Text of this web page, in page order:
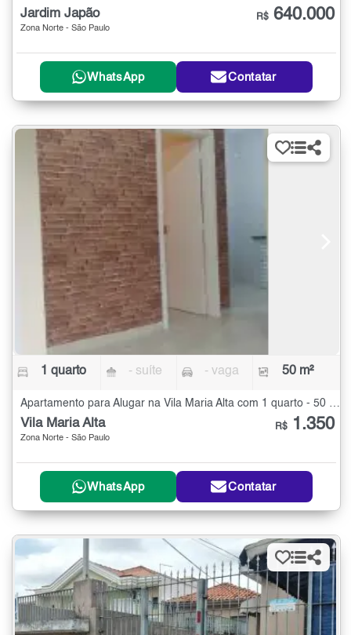
Jardim Japão
Zona Norte - São Paulo
R$ 640.000
WhatsApp Contatar
1 quarto - suíte - vaga 50 m²
Apartamento para Alugar na Vila Maria Alta com 1 quarto - 50 m²
Vila Maria Alta
Zona Norte - São Paulo
R$ 1.350
WhatsApp Contatar